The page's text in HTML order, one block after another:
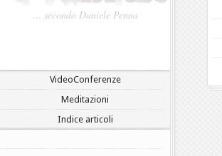
… secondo Daniele Penna
VideoConferenze
Meditazioni
Indice articoli